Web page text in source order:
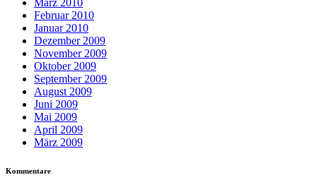
März 2010
Februar 2010
Januar 2010
Dezember 2009
November 2009
Oktober 2009
September 2009
August 2009
Juni 2009
Mai 2009
April 2009
März 2009
Kommentare